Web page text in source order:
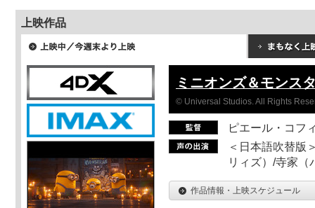
上映作品
ミニオンズ＆モンス
© Universal Studios. All Rights
ピエール・コフ
＜日本語吹替版
リィズ）/寺家（
作品情報・上映スケジュール